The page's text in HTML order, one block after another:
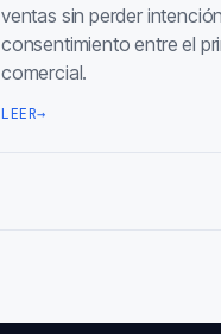
ventas sin perder
consentimiento entre el
comercial.
LEER→